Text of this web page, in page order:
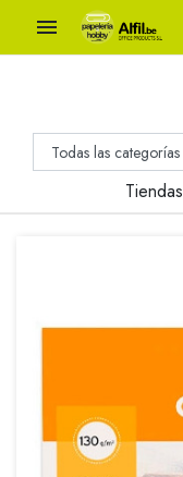

Tiendas